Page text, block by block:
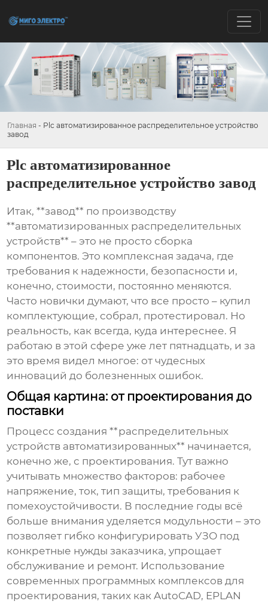
Главная - Plc автоматизированное распределительное устройство
завод
Plc автоматизированное
распределительное устройство завод
Итак, **завод** по производству
**автоматизированных распределительных
устройств** – это не просто сборка
компонентов. Это комплексная задача, где
требования к надежности, безопасности и,
конечно, стоимости, постоянно меняются.
Часто новички думают, что все просто – купил
комплектующие, собрал, протестировал. Но
реальность, как всегда, куда интереснее. Я
работаю в этой сфере уже лет пятнадцать, и за
это время видел многое: от чудесных
инноваций до болезненных ошибок.
Общая картина: от проектирования до
поставки
Процесс создания **распределительных
устройств автоматизированных** начинается,
конечно же, с проектирования. Тут важно
учитывать множество факторов: рабочее
напряжение, ток, тип защиты, требования к
помехоустойчивости. В последние годы всё
больше внимания уделяется модульности – это
позволяет гибко конфигурировать УЗО под
конкретные нужды заказчика, упрощает
обслуживание и ремонт. Использование
современных программных комплексов для
проектирования, таких как AutoCAD, EPLAN